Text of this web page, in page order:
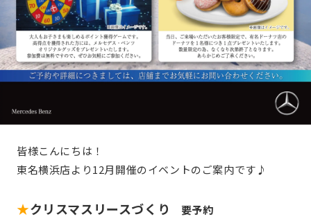
皆様こんにちは！
東名横浜店より12月開催のイベントのご案内です♪
★クリスマスリースづくり
要予約